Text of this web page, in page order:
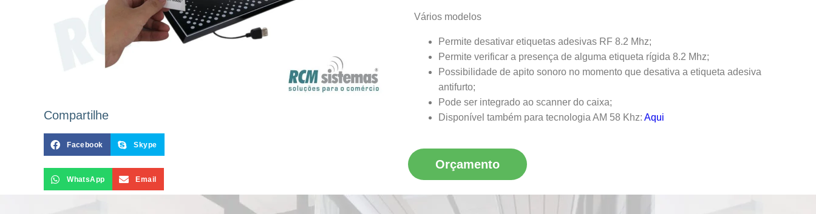
Compartilhe
Facebook Skype
WhatsApp Email
Vários modelos
Permite desativar etiquetas adesivas RF 8.2 Mhz;
Permite verificar a presença de alguma etiqueta rígida 8.2 Mhz;
Possibilidade de apito sonoro no momento que desativa a etiqueta adesiva
antifurto;
Pode ser integrado ao scanner do caixa;
Disponível também para tecnologia AM 58 Khz: Aqui
Orçamento